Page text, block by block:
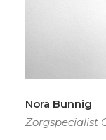
Nora Bunnig
Zorgspecialist